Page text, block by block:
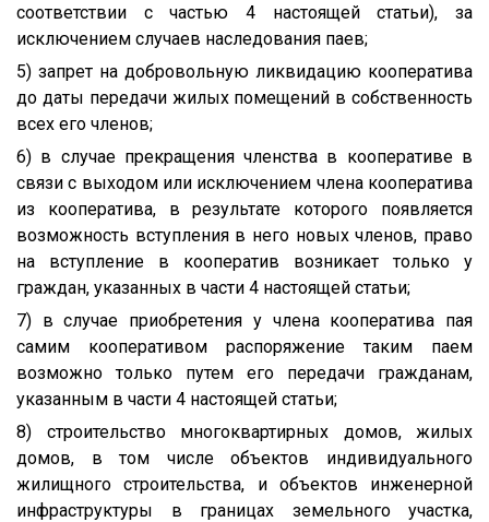
соответствии с частью 4 настоящей статьи), за
исключением случаев наследования паев;
5) запрет на добровольную ликвидацию кооператива
до даты передачи жилых помещений в собственность
всех его членов;
6) в случае прекращения членства в кооперативе в
связи с выходом или исключением члена кооператива
из кооператива, в результате которого появляется
возможность вступления в него новых членов, право
на вступление в кооператив возникает только у
граждан, указанных в части 4 настоящей статьи;
7) в случае приобретения у члена кооператива пая
самим кооперативом распоряжение таким паем
возможно только путем его передачи гражданам,
указанным в части 4 настоящей статьи;
8) строительство многоквартирных домов, жилых
домов, в том числе объектов индивидуального
жилищного строительства, и объектов инженерной
инфраструктуры в границах земельного участка,